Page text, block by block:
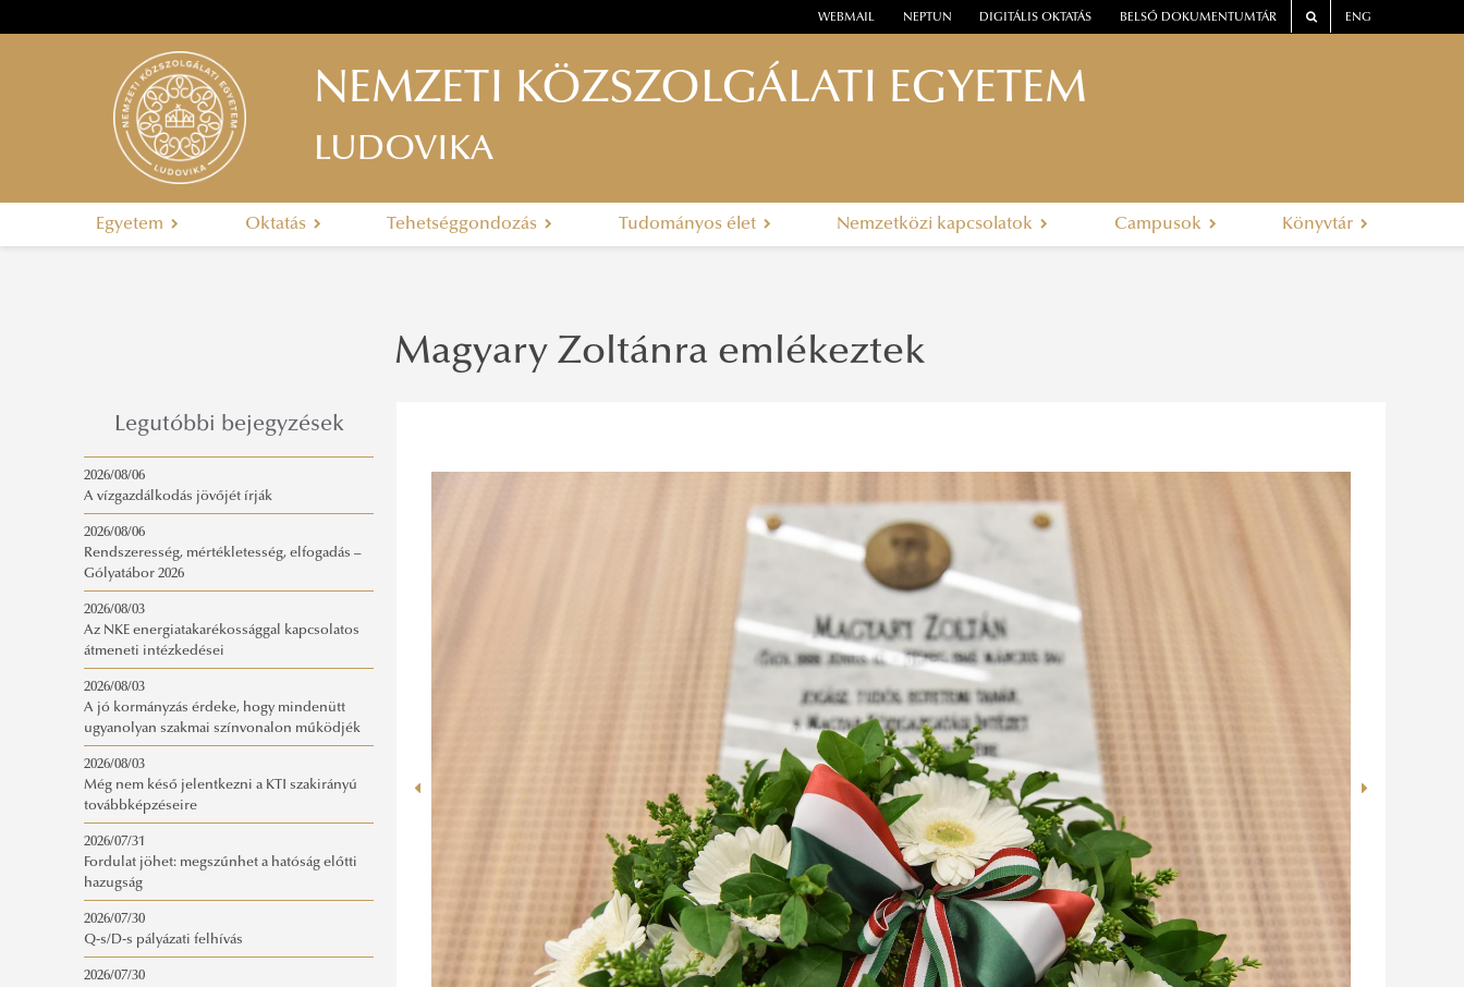
WEBMAIL NEPTUN DIGITÁLIS OKTATÁS BELSŐ DOKUMENTUMTÁR ENG
NEMZETI KÖZSZOLGÁLATI EGYETEM
LUDOVIKA
Egyetem Oktatás Tehetséggondozás Tudományos élet Nemzetközi kapcsolatok Campusok Könyvtár
Legutóbbi bejegyzések
2026/08/06
A vízgazdálkodás jövőjét írják
2026/08/06
Rendszeresség, mértékletesség, elfogadás –
Gólyatábor 2026
2026/08/03
Az NKE energiatakarékossággal kapcsolatos
átmeneti intézkedései
2026/08/03
A jó kormányzás érdeke, hogy mindenütt
ugyanolyan szakmai színvonalon működjék
2026/08/03
Még nem késő jelentkezni a KTI szakirányú
továbbképzéseire
2026/07/31
Fordulat jöhet: megszűnhet a hatóság előtti
hazugság
2026/07/30
Q-s/D-s pályázati felhívás
2026/07/30
Magyary Zoltánra emlékeztek